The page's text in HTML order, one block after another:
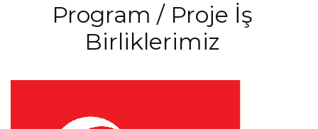
Program / Proje İş
Birliklerimiz